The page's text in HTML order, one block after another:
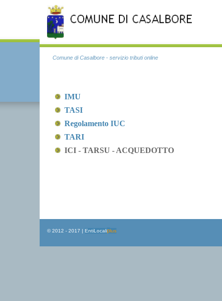
Comune di Casalbore - servizio tributi online
IMU
TASI
Regolamento IUC
TARI
ICI - TARSU - ACQUEDOTTO
© 2012 - 2017 | EntiLocaliplus